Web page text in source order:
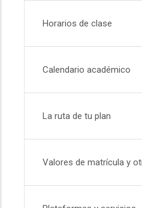
Horarios de clase
Calendario académico
La ruta de tu plan
Valores de matrícula y